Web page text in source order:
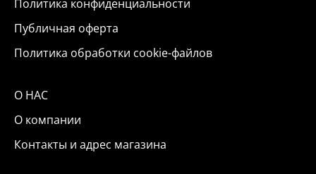
Политика конфиденциальности
Публичная оферта
Политика обработки cookie-файлов
О НАС
О компании
Контакты и адрес магазина